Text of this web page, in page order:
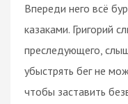
Впереди него всё
казаками. Григорий
преследующего,
убыстрять бег не
чтобы заставить